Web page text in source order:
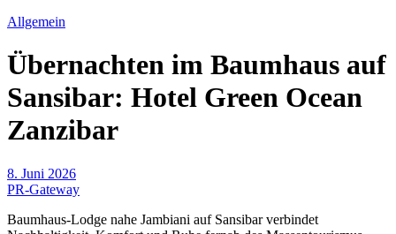
Allgemein
Übernachten im Baumhaus auf
Sansibar: Hotel Green Ocean
Zanzibar
8. Juni 2026
PR-Gateway
Baumhaus-Lodge nahe Jambiani auf Sansibar verbindet